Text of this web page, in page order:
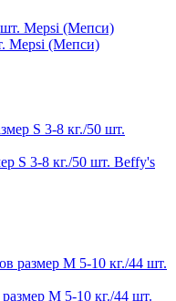
Mepsi (Мепси)
S 3-8 кг./50 шт. Beffy's
M 5-10 кг./44 шт.